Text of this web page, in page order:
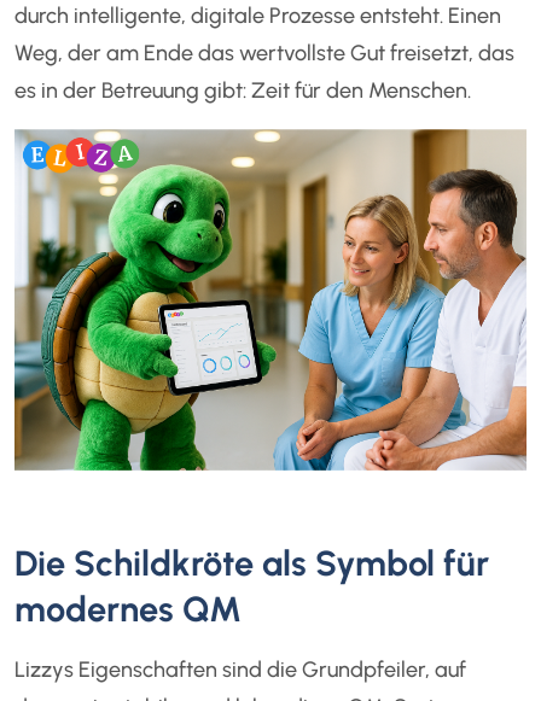
durch intelligente, digitale Prozesse entsteht. Einen
Weg, der am Ende das wertvollste Gut freisetzt, das
es in der Betreuung gibt: Zeit für den Menschen.
Die Schildkröte als Symbol für
modernes QM
Lizzys Eigenschaften sind die Grundpfeiler, auf